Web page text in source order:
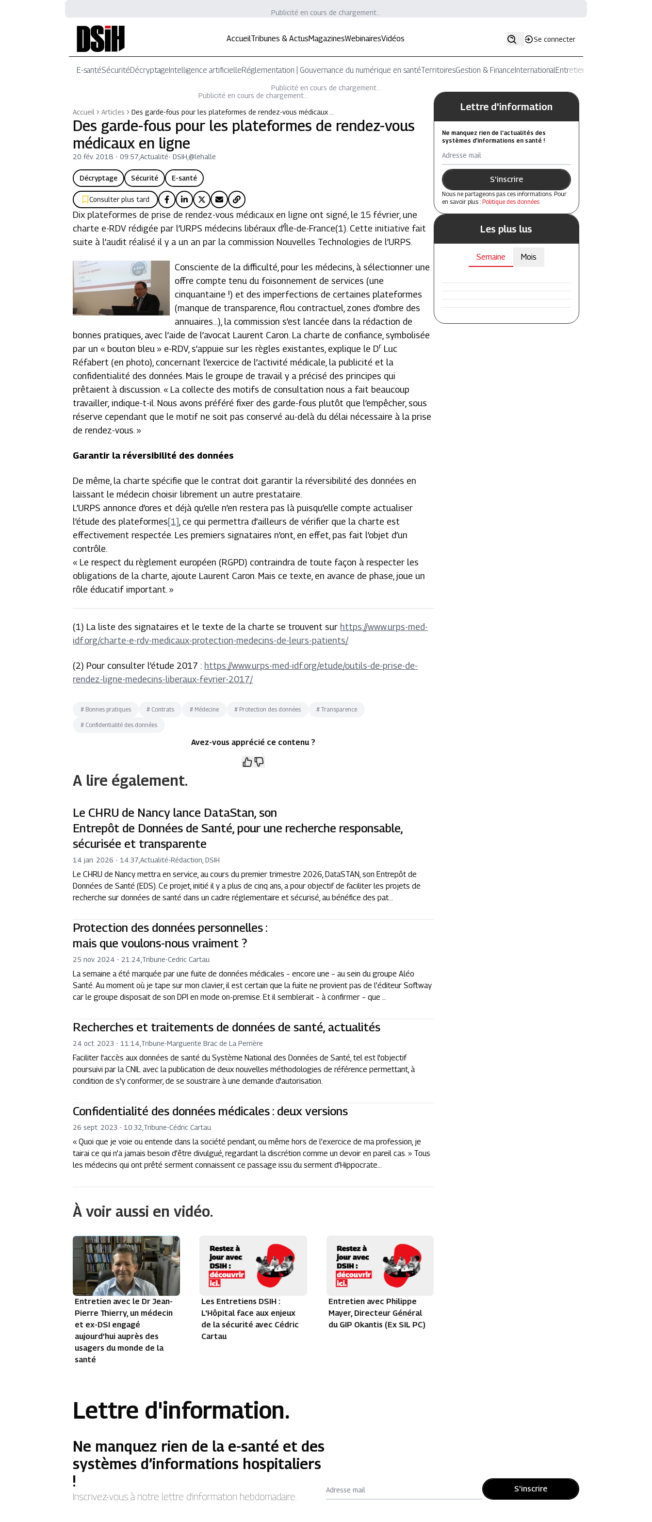
Publicité en cours de chargement...
AccueilTribunes & ActusMagazinesWebinairesVidéos Se connecter
E-santéSécuritéDécryptageIntelligence artificielleRéglementation | Gouvernance du numérique en santéTerritoiresGestion & FinanceInternationalEntretiens
Publicité en cours de chargement...
Publicité en cours de chargement...
Accueil
Articles Des garde-fous pour les plateformes de rendez-vous médicaux …
Des garde-fous pour les plateformes de rendez-vous
médicaux en ligne
20 fév. 2018 - 09:57 ,Actualité-DSIH,@lehalle
Décryptage Sécurité E-santé
Consulter plus tard
Dix plateformes de prise de rendez-vous médicaux en ligne ont signé, le 15 février, une
charte e-RDV rédigée par l’URPS médecins libéraux d’Île-de-France(1). Cette initiative fait
suite à l’audit réalisé il y a un an par la commission Nouvelles Technologies de l’URPS.
Consciente de la difficulté, pour les médecins, à sélectionner une
offre compte tenu du foisonnement de services (une
cinquantaine !) et des imperfections de certaines plateformes
(manque de transparence, flou contractuel, zones d’ombre des
annuaires…), la commission s’est lancée dans la rédaction de
bonnes pratiques, avec l’aide de l’avocat Laurent Caron. La charte de confiance, symbolisée
par un « bouton bleu » e-RDV, s’appuie sur les règles existantes, explique le Dr Luc
Réfabert (en photo), concernant l’exercice de l’activité médicale, la publicité et la
confidentialité des données. Mais le groupe de travail y a précisé des principes qui
prêtaient à discussion. « La collecte des motifs de consultation nous a fait beaucoup
travailler, indique-t-il. Nous avons préféré fixer des garde-fous plutôt que l’empêcher, sous
réserve cependant que le motif ne soit pas conservé au-delà du délai nécessaire à la prise
de rendez-vous. »
Garantir la réversibilité des données
De même, la charte spécifie que le contrat doit garantir la réversibilité des données en
laissant le médecin choisir librement un autre prestataire.
L’URPS annonce d’ores et déjà qu’elle n’en restera pas là puisqu’elle compte actualiser
l’étude des plateformes[1] , ce qui permettra d’ailleurs de vérifier que la charte est
effectivement respectée. Les premiers signataires n’ont, en effet, pas fait l’objet d’un
contrôle.
« Le respect du règlement européen (RGPD) contraindra de toute façon à respecter les
obligations de la charte, ajoute Laurent Caron. Mais ce texte, en avance de phase, joue un
rôle éducatif important. »
(1) La liste des signataires et le texte de la charte se trouvent sur https://www.urps-med-
idf.org/charte-e-rdv-medicaux-protection-medecins-de-leurs-patients/
(2) Pour consulter l’étude 2017 : https://www.urps-med-idf.org/etude/outils-de-prise-de-
rendez-ligne-medecins-liberaux-fevrier-2017/
# Bonnes pratiques # Contrats # Médecine # Protection des données #Transparence
# Confidentialité des données
Avez-vous apprécié ce contenu ?
A lire également.
Le CHRU de Nancy lance DataStan, son
Entrepôt de Données de Santé, pour une recherche responsable,
sécurisée et transparente
14 jan. 2026 - 14:37 ,Actualité-Rédaction, DSIH
Le CHRU de Nancy mettra en service, au cours du premier trimestre 2026, DataSTAN, son Entrepôt de
Données de Santé (EDS). Ce projet, initié il y a plus de cinq ans, a pour objectif de faciliter les projets de
recherche sur données de santé dans un cadre réglementaire et sécurisé, au bénéfice des pat...
Protection des données personnelles :
mais que voulons-nous vraiment ?
25 nov. 2024 - 21:24 Tribune-Cedric Cartau
La semaine a été marquée par une fuite de données médicales – encore une – au sein du groupe Aléo
Santé. Au moment où je tape sur mon clavier, il est certain que la fuite ne provient pas de l’éditeur Softway
car le groupe disposait de son DPI en mode on-premise. Et il semblerait – à confirmer – que ...
Recherches et traitements de données de santé, actualités
24 oct. 2023 - 11:14 Tribune-Marguerite Brac de La Perrière
Faciliter l'accès aux données de santé du Système National des Données de Santé, tel est l'objectif
poursuivi par la CNIL avec la publication de deux nouvelles méthodologies de référence permettant, à
condition de s'y conformer, de se soustraire à une demande d'autorisation.
Confidentialité des données médicales : deux versions
26 sept. 2023 - 10:32 Tribune-Cédric Cartau
« Quoi que je voie ou entende dans la société pendant, ou même hors de l’exercice de ma profession, je
tairai ce qui n’a jamais besoin d’être divulgué, regardant la discrétion comme un devoir en pareil cas. » Tous
les médecins qui ont prêté serment connaissent ce passage issu du serment d’Hippocrate...
À voir aussi en vidéo.
Entretien avec le Dr Jean-
Pierre Thierry, un médecin
et ex-DSI engagé
aujourd’hui auprès des
usagers du monde de la
santé
Les Entretiens DSIH :
L'Hôpital face aux enjeux
de la sécurité avec Cédric
Cartau
Entretien avec Philippe
Mayer, Directeur Général
du GIP Okantis (Ex SIL PC)
Lettre d'information
Ne manquez rien de l’actualités des
systèmes d’informations en santé !
Adresse mail
S'inscrire
Nous ne partageons pas ces informations. Pour
en savoir plus : Politique des données
Les plus lus
Semaine Mois
Lettre d'information.
Ne manquez rien de la e-santé et des
systèmes d’informations hospitaliers
!
Inscrivez-vous à notre lettre d’information hebdomadaire.
Adresse mail S'inscrire